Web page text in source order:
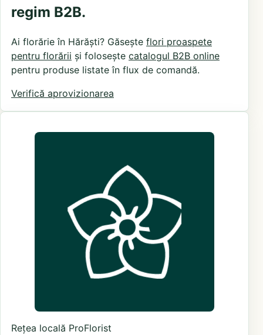
regim B2B.
Ai florărie în Hărăști? Găsește flori proaspete
pentru florării și folosește catalogul B2B online
pentru produse listate în flux de comandă.
Verifică aprovizionarea
Rețea locală ProFlorist